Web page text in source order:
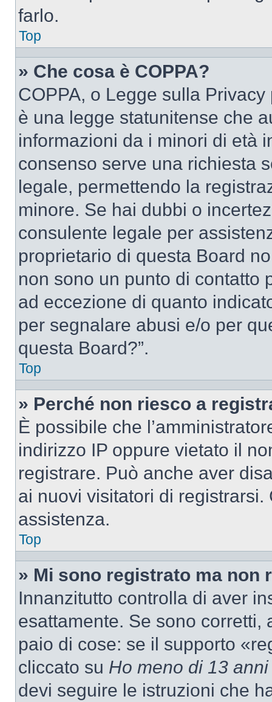
farlo.
Top
» Che cosa è COPPA?
COPPA, o Legge sulla
è una legge statunitense che
informazioni da i minori di età
consenso serve una richiesta
legale, permettendo la
minore. Se hai dubbi o
consulente legale per
proprietario di questa Board
non sono un punto di contatto
ad eccezione di quanto
per segnalare abusi e/o per
questa Board?”.
Top
» Perché non riesco a
È possibile che
indirizzo IP oppure vietato il
registrare. Può anche aver
ai nuovi visitatori di
assistenza.
Top
» Mi sono registrato ma non
Innanzitutto controlla di aver
esattamente. Se sono
paio di cose: se il supporto
cliccato su Ho meno di 13 anni
devi seguire le istruzioni che